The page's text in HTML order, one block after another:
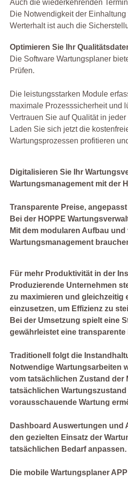
Auch die wiederkehrenden
Die Notwendigkeit der
Werterhalt ist auch die
Optimieren Sie Ihr
Die Software Wartungsplaner
Prüfen.
Die leistungsstarken Module
maximale Prozesssicherheit und
Vertrauen Sie auf Qualität in
Laden Sie sich jetzt die
Wartungsprozessen profitieren
Digitalisieren Sie Ihr
Wartungsmanagement mit der
Transparente Preise,
Bei der HOPPE
Mit dem modularen Aufbau
Wartungsmanagement
Für mehr Produktivität in der
Produzierende Unternehmen
zu maximieren und gleichzeitig
einzusetzen, um Effizienz zu
Bei der Umsetzung spielt eine
gewährleistet eine
Traditionell folgt die
Notwendige Wartungsarbeiten
vom tatsächlichen Zustand der
tatsächlichen
vorausschauende Wartung
Dashboard Auswertungen und
den gezielten Einsatz der
tatsächlichen Bedarf anpassen.
Die mobile Wartungsplaner